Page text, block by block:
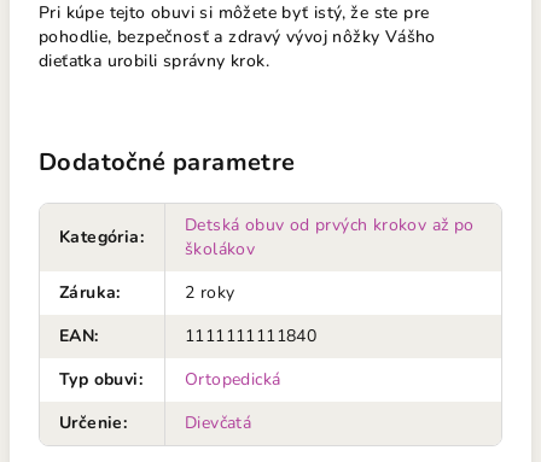
Pri kúpe tejto obuvi si môžete byť istý, že ste pre
pohodlie, bezpečnosť a zdravý vývoj nôžky Vášho
dieťatka urobili správny krok.
Dodatočné parametre
Kategória:
Detská obuv od prvých krokov až po
školákov
Záruka:
2 roky
EAN:
1111111111840
Typ obuvi:
Ortopedická
Určenie: Dievčatá